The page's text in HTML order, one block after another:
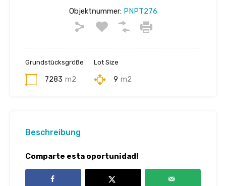
Objektnummer:PNPT276
Grundstücksgröße
7283 m2
Lot Size
9 m2
Beschreibung
Comparte esta oportunidad!